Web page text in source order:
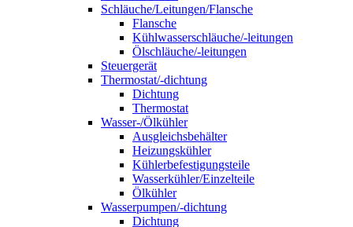
Schläuche/Leitungen/Flansche
Flansche
Kühlwasserschläuche/-leitungen
Ölschläuche/-leitungen
Steuergerät
Thermostat/-dichtung
Dichtung
Thermostat
Wasser-/Ölkühler
Ausgleichsbehälter
Heizungskühler
Kühlerbefestigungsteile
Wasserkühler/Einzelteile
Ölkühler
Wasserpumpen/-dichtung
Dichtung